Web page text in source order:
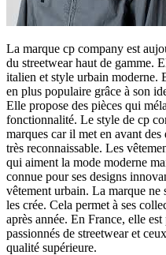
La marque cp company est
du streetwear haut de gamme.
italien et style urbain moderne.
en plus populaire grâce à son
Elle propose des pièces qui
fonctionnalité. Le style de cp
marques car il met en avant
très reconnaissable. Les
qui aiment la mode moderne
connue pour ses designs
vêtement urbain. La marque ne
les crée. Cela permet à ses
après année. En France, elle
passionnés de streetwear et
qualité supérieure.